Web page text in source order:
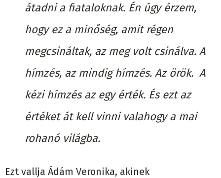
átadni a fiataloknak. Én úgy érzem,
hogy ez a minőség, amit régen
megcsináltak, az meg volt csinálva. A
hímzés, az mindig hímzés. Az örök. A
kézi hímzés az egy érték. És ezt az
értéket át kell vinni valahogy a mai
rohanó világba.
Ezt vallja Ádám Veronika, akinek